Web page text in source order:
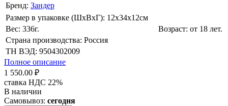
Бренд: Зандер
Размер в упаковке (ШхВxГ): 12х34х12cм
Вес: 336г.
Возраст: от 18 лет.
Страна производства: Россия
ТН ВЭД: 9504302009
Полное описание
1 550.00 ₽
ставка НДС 22%
В наличии
Самовывоз: сегодня